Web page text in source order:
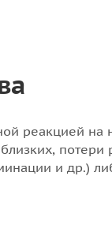
реакцией на
потери
и др.)